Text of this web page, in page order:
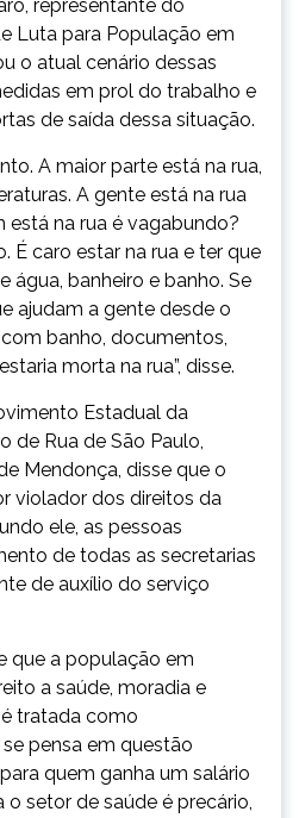
representante do
Luta para População em
o atual cenário dessas
em prol do trabalho e
de saída dessa situação.
A maior parte está na rua,
A gente está na rua
está na rua é vagabundo?
É caro estar na rua e ter que
água, banheiro e banho. Se
ajudam a gente desde o
banho, documentos,
morta na rua”, disse.
Estadual da
de Rua de São Paulo,
Mendonça, disse que o
violador dos direitos da
ele, as pessoas
de todas as secretarias
de auxílio do serviço
que a população em
a saúde, moradia e
tratada como
pensa em questão
quem ganha um salário
setor de saúde é precário,